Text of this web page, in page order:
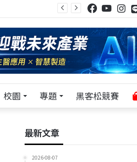
校園 專題 黑客松競賽
最新文章
2026-08-07